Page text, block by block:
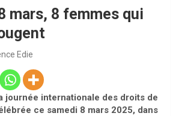
mars, 8 femmes qui
Edie
journée internationale des droits de
ce samedi 8 mars 2025, dans